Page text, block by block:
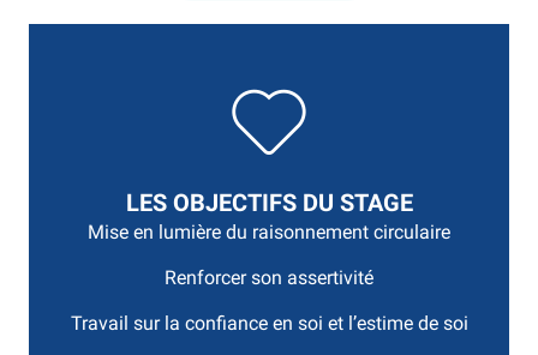
LES OBJECTIFS DU STAGE
Mise en lumière du raisonnement circulaire
Renforcer son assertivité
Travail sur la confiance en soi et l’estime de soi